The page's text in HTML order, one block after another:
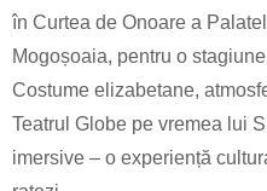
în Curtea de Onoare a
Mogoșoaia, pentru o
Costume elizabetane,
Teatrul Globe pe vremea lui
imersive – o experiență